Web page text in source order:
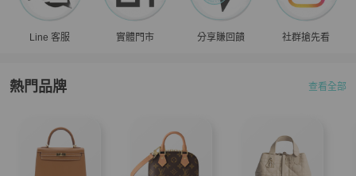
Line 客服 實體門市 分享賺回饋 社群搶先看
熱門品牌 查看全部